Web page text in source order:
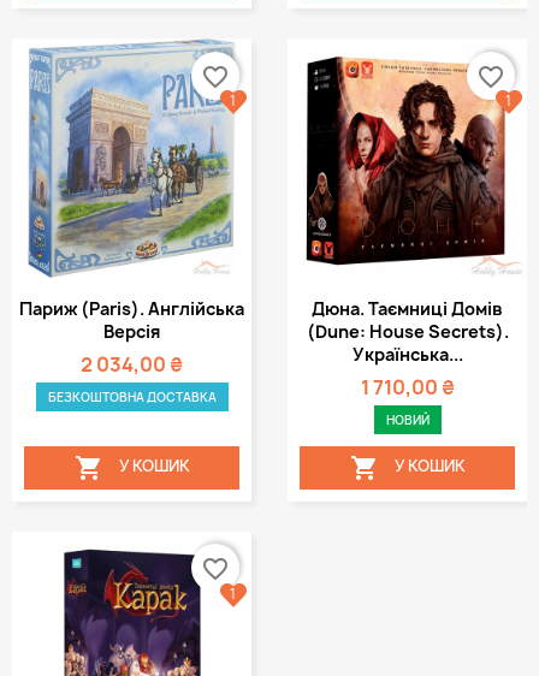
Париж (Paris). Англійська
Версія
2 034,00 ₴
БЕЗКОШТОВНА ДОСТАВКА
 У КОШИК
favorite_border
1
Дюна. Таємниці Домів
(Dune: House Secrets).
Українська...
1 710,00 ₴
НОВИЙ
 У КОШИК
favorite_border
1
favorite_border
1